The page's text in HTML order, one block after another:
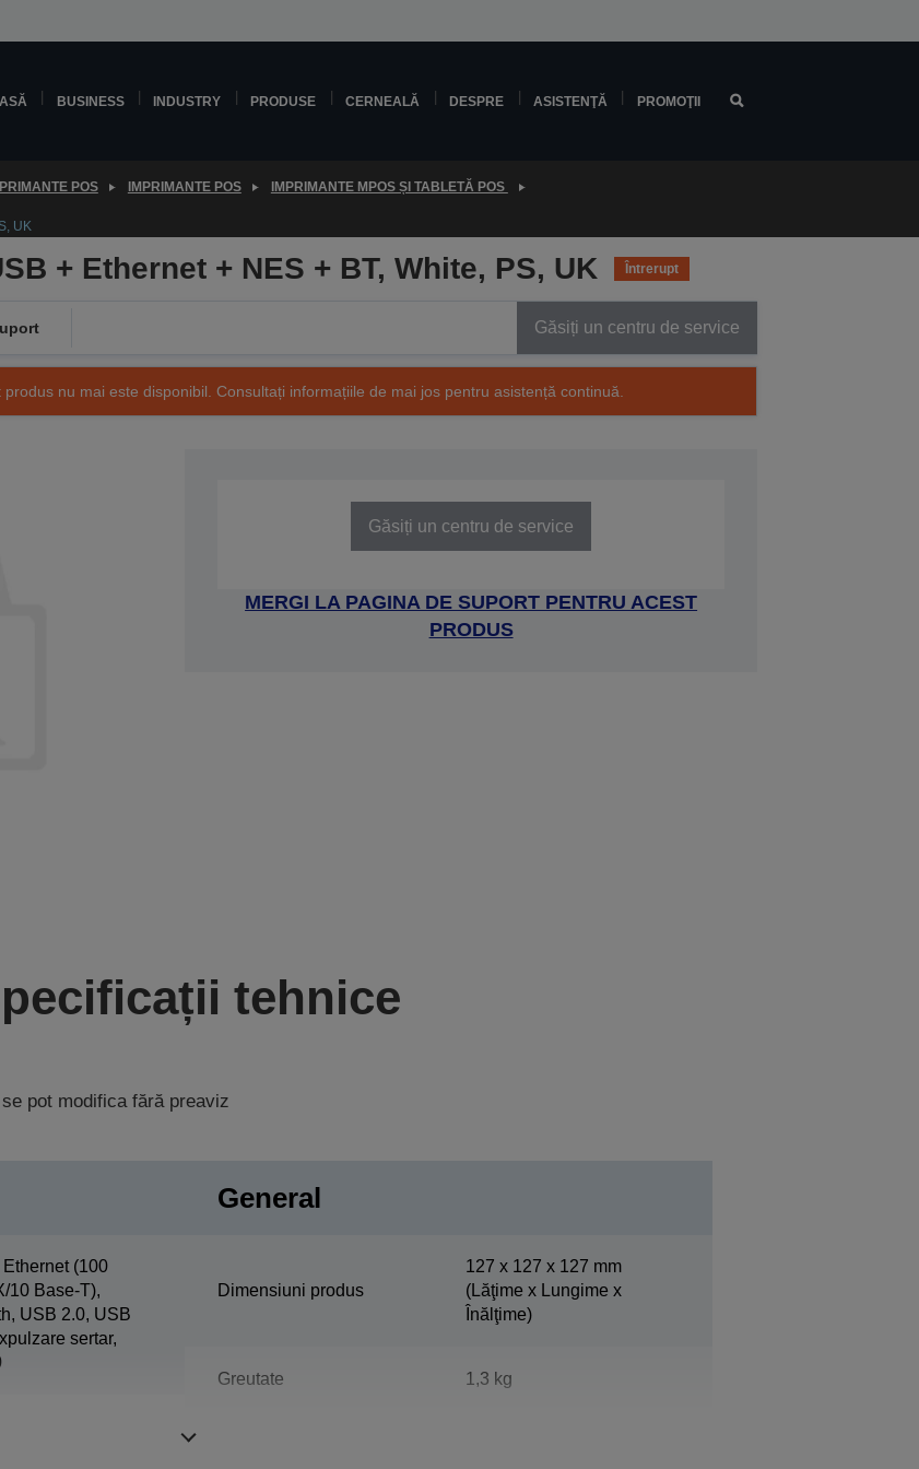
BUSINESS INDUSTRY PRODUSE CERNEALĂ DESPRE ASISTENŢĂ PROMOŢII
POS IMPRIMANTE POS IMPRIMANTE MPOS ȘI TABLETĂ POS
UK
+ Ethernet + NES + BT, White, PS, UK Întrerupt
Găsiți un centru de service
nu mai este disponibil. Consultați informațiile de mai jos pentru asistență continuă.
Găsiți un centru de service
MERGI LA PAGINA DE SUPORT PENTRU ACEST
PRODUS
tehnice
pot modifica fără preaviz
Ethernet (100
10 Base-T),
USB 2.0, USB
sertar,
General
Dimensiuni produs
127‎ x 127 x 127 mm
(Lăţime x Lungime x
Înălţime)
Greutate 1,3 kg